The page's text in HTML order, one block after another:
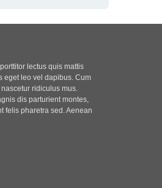
lectus quis mattis
eget leo vel dapibus. Cum
ridiculus mus.
dis parturient montes,
felis pharetra sed. Aenean